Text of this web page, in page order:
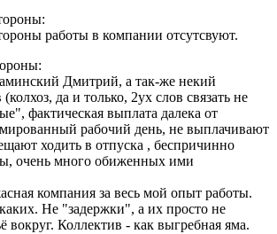
работы в компании отсутсвуют.
Дмитрий, а так-же некий
да и только, 2ух слов связать не
фактическая выплата далека от
рабочий день, не выплачивают
ходить в отпуска , беспричинно
очень много обиженных ими
компания за весь мой опыт работы.
Не "задержки", а их просто не
вокруг. Коллектив - как выгребная яма.